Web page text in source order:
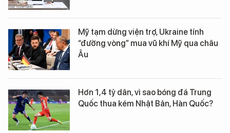
Mỹ tạm dừng viện trợ, Ukraine tính
“đường vòng” mua vũ khí Mỹ qua châu
Âu
Hơn 1,4 tỷ dân, vì sao bóng đá Trung
Quốc thua kém Nhật Bản, Hàn Quốc?